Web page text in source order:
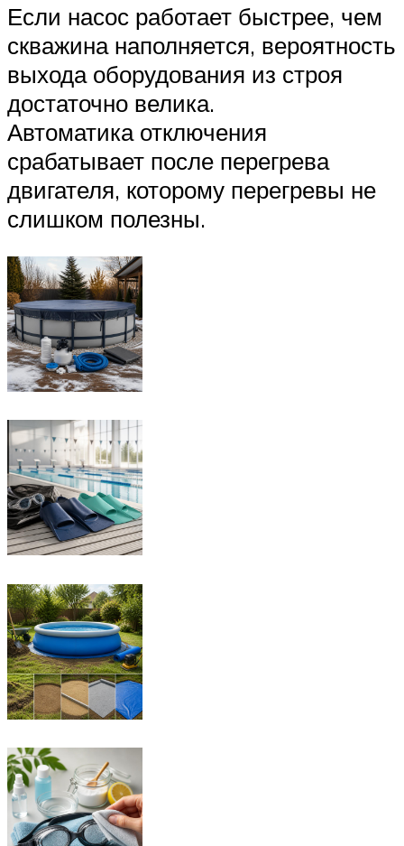
Если насос работает быстрее, чем
скважина наполняется, вероятность
выхода оборудования из строя
достаточно велика.
Автоматика отключения
срабатывает после перегрева
двигателя, которому перегревы не
слишком полезны.